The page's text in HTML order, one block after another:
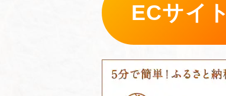
ECサイト